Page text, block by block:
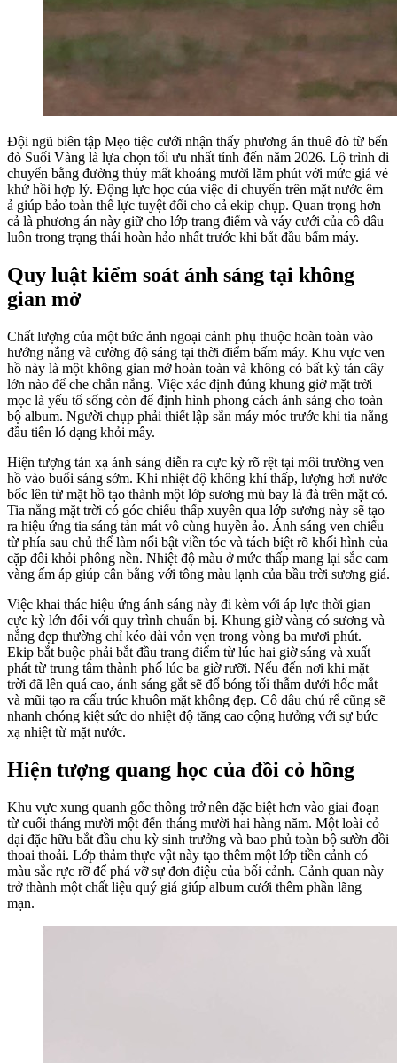
Đội ngũ biên tập Mẹo tiệc cưới nhận thấy phương án thuê đò từ bến
đò Suối Vàng là lựa chọn tối ưu nhất tính đến năm 2026. Lộ trình di
chuyển bằng đường thủy mất khoảng mười lăm phút với mức giá vé
khứ hồi hợp lý. Động lực học của việc di chuyển trên mặt nước êm
ả giúp bảo toàn thể lực tuyệt đối cho cả ekip chụp. Quan trọng hơn
cả là phương án này giữ cho lớp trang điểm và váy cưới của cô dâu
luôn trong trạng thái hoàn hảo nhất trước khi bắt đầu bấm máy.
Quy luật kiểm soát ánh sáng tại không
gian mở
Chất lượng của một bức ảnh ngoại cảnh phụ thuộc hoàn toàn vào
hướng nắng và cường độ sáng tại thời điểm bấm máy. Khu vực ven
hồ này là một không gian mở hoàn toàn và không có bất kỳ tán cây
lớn nào để che chắn nắng. Việc xác định đúng khung giờ mặt trời
mọc là yếu tố sống còn để định hình phong cách ánh sáng cho toàn
bộ album. Người chụp phải thiết lập sẵn máy móc trước khi tia nắng
đầu tiên ló dạng khỏi mây.
Hiện tượng tán xạ ánh sáng diễn ra cực kỳ rõ rệt tại môi trường ven
hồ vào buổi sáng sớm. Khi nhiệt độ không khí thấp, lượng hơi nước
bốc lên từ mặt hồ tạo thành một lớp sương mù bay là đà trên mặt cỏ.
Tia nắng mặt trời có góc chiếu thấp xuyên qua lớp sương này sẽ tạo
ra hiệu ứng tia sáng tản mát vô cùng huyền ảo. Ánh sáng ven chiếu
từ phía sau chủ thể làm nổi bật viền tóc và tách biệt rõ khối hình của
cặp đôi khỏi phông nền. Nhiệt độ màu ở mức thấp mang lại sắc cam
vàng ấm áp giúp cân bằng với tông màu lạnh của bầu trời sương giá.
Việc khai thác hiệu ứng ánh sáng này đi kèm với áp lực thời gian
cực kỳ lớn đối với quy trình chuẩn bị. Khung giờ vàng có sương và
nắng đẹp thường chỉ kéo dài vỏn vẹn trong vòng ba mươi phút.
Ekip bắt buộc phải bắt đầu trang điểm từ lúc hai giờ sáng và xuất
phát từ trung tâm thành phố lúc ba giờ rưỡi. Nếu đến nơi khi mặt
trời đã lên quá cao, ánh sáng gắt sẽ đổ bóng tối thẫm dưới hốc mắt
và mũi tạo ra cấu trúc khuôn mặt không đẹp. Cô dâu chú rể cũng sẽ
nhanh chóng kiệt sức do nhiệt độ tăng cao cộng hưởng với sự bức
xạ nhiệt từ mặt nước.
Hiện tượng quang học của đồi cỏ hồng
Khu vực xung quanh gốc thông trở nên đặc biệt hơn vào giai đoạn
từ cuối tháng mười một đến tháng mười hai hàng năm. Một loài cỏ
dại đặc hữu bắt đầu chu kỳ sinh trưởng và bao phủ toàn bộ sườn đồi
thoai thoải. Lớp thảm thực vật này tạo thêm một lớp tiền cảnh có
màu sắc rực rỡ để phá vỡ sự đơn điệu của bối cảnh. Cảnh quan này
trở thành một chất liệu quý giá giúp album cưới thêm phần lãng
mạn.